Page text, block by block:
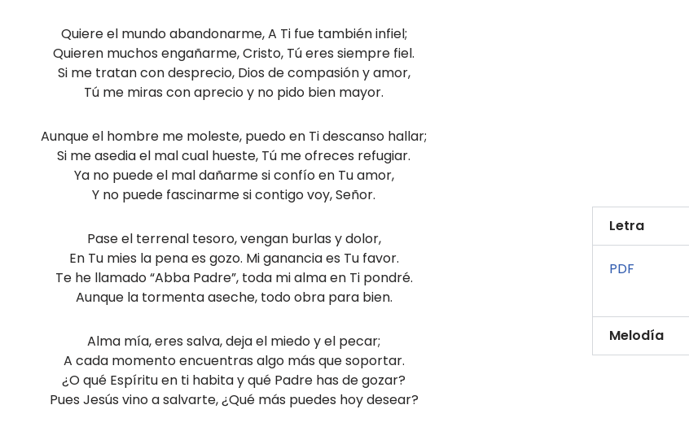
Quiere el mundo abandonarme, A Ti fue también infiel;
Quieren muchos engañarme, Cristo, Tú eres siempre fiel.
Si me tratan con desprecio, Dios de compasión y amor,
Tú me miras con aprecio y no pido bien mayor.
Aunque el hombre me moleste, puedo en Ti descanso hallar;
Si me asedia el mal cual hueste, Tú me ofreces refugiar.
Ya no puede el mal dañarme si confío en Tu amor,
Y no puede fascinarme si contigo voy, Señor.
Pase el terrenal tesoro, vengan burlas y dolor,
En Tu mies la pena es gozo. Mi ganancia es Tu favor.
Te he llamado “Abba Padre”, toda mi alma en Ti pondré.
Aunque la tormenta aseche, todo obra para bien.
Alma mía, eres salva, deja el miedo y el pecar;
A cada momento encuentras algo más que soportar.
¿O qué Espíritu en ti habita y qué Padre has de gozar?
Pues Jesús vino a salvarte, ¿Qué más puedes hoy desear?
Letra
PDF
Melodía